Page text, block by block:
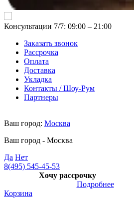
Консультации 7/7: 09:00 ‒ 21:00
Заказать звонок
Рассрочка
Оплата
Доставка
Укладка
Контакты / Шоу-Рум
Партнеры
Ваш город: Москва
Ваш город - Москва
Да Нет
8(495) 545-45-53
Хочу рассрочку
Подробнее
Корзина